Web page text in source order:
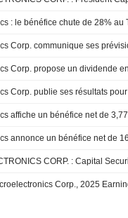
Corp. propose un dividende
Corp., 2025